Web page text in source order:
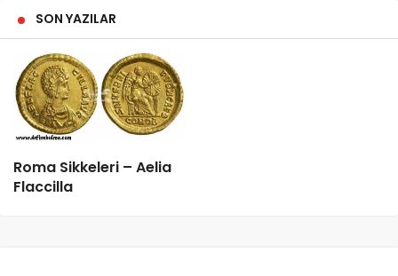
SON YAZILAR
Roma Sikkeleri – Aelia
Flaccilla